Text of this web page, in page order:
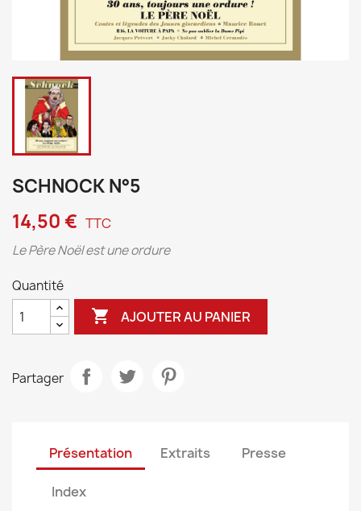
SCHNOCK N°5
14,50 € TTC
Le Père Noël est une ordure
Quantité
 AJOUTER AU PANIER
Partager
Présentation Extraits Presse
Index